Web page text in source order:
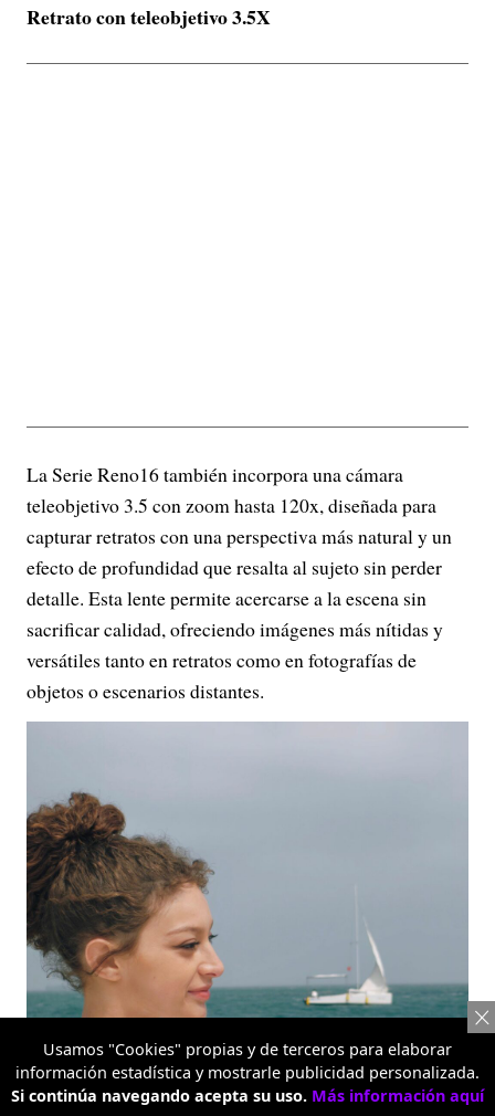
Retrato con teleobjetivo 3.5X
La Serie Reno16 también incorpora una cámara
teleobjetivo 3.5 con zoom hasta 120x, diseñada para
capturar retratos con una perspectiva más natural y un
efecto de profundidad que resalta al sujeto sin perder
detalle. Esta lente permite acercarse a la escena sin
sacrificar calidad, ofreciendo imágenes más nítidas y
versátiles tanto en retratos como en fotografías de
objetos o escenarios distantes.
Usamos "Cookies" propias y de terceros para elaborar
información estadística y mostrarle publicidad personalizada.
Si continúa navegando acepta su uso. Más información aquí